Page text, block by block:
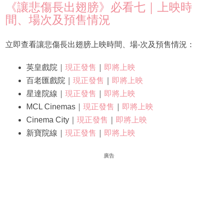
《讓悲傷長出翅膀》必看七｜上映時
間、場次及預售情況
立即查看讓悲傷長出翅膀上映時間、場-次及預售情況：
英皇戲院｜ 現正發售
即將上映
百老匯戲院｜ 現正發售
即將上映
星達院線｜ 現正發售
即將上映
MCL Cinemas｜ 現正發售
即將上映
Cinema City｜ 現正發售
即將上映
新寶院線｜ 現正發售 即將上映
廣告